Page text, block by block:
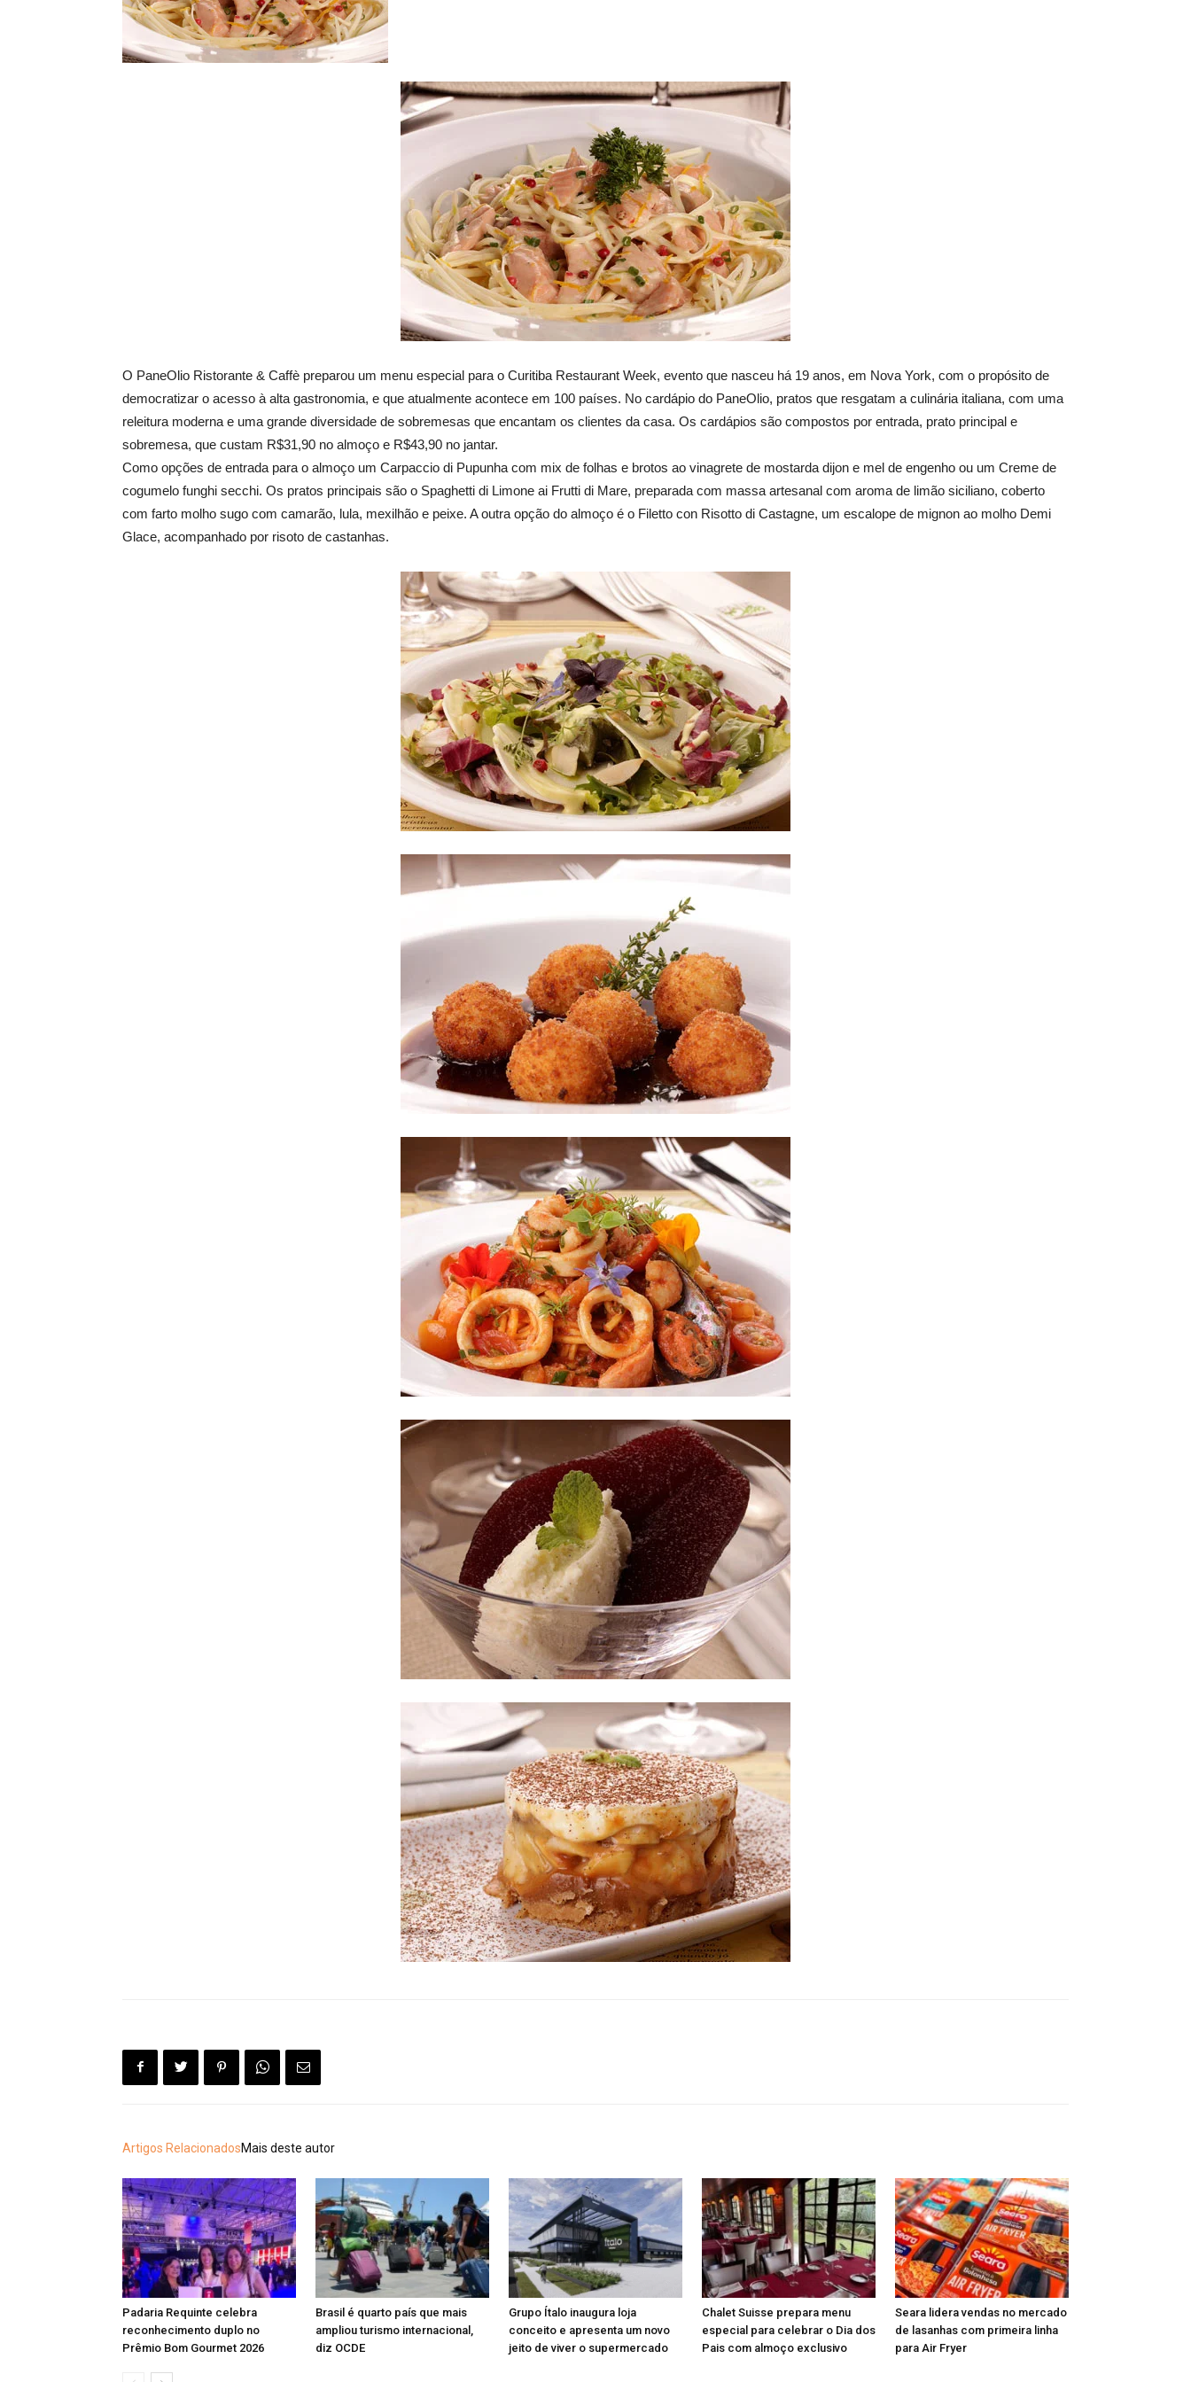
O PaneOlio Ristorante & Caffè preparou um menu especial para o Curitiba Restaurant Week, evento que nasceu há 19 anos, em Nova York, com o propósito de
democratizar o acesso à alta gastronomia, e que atualmente acontece em 100 países. No cardápio do PaneOlio, pratos que resgatam a culinária italiana, com uma
releitura moderna e uma grande diversidade de sobremesas que encantam os clientes da casa. Os cardápios são compostos por entrada, prato principal e
sobremesa, que custam R$31,90 no almoço e R$43,90 no jantar.
Como opções de entrada para o almoço um Carpaccio di Pupunha com mix de folhas e brotos ao vinagrete de mostarda dijon e mel de engenho ou um Creme de
cogumelo funghi secchi. Os pratos principais são o Spaghetti di Limone ai Frutti di Mare, preparada com massa artesanal com aroma de limão siciliano, coberto
com farto molho sugo com camarão, lula, mexilhão e peixe. A outra opção do almoço é o Filetto con Risotto di Castagne, um escalope de mignon ao molho Demi
Glace, acompanhado por risoto de castanhas.
Artigos RelacionadosMais deste autor
Padaria Requinte celebra
reconhecimento duplo no
Prêmio Bom Gourmet 2026
Brasil é quarto país que mais
ampliou turismo internacional,
diz OCDE
Grupo Ítalo inaugura loja
conceito e apresenta um novo
jeito de viver o supermercado
Chalet Suisse prepara menu
especial para celebrar o Dia dos
Pais com almoço exclusivo
Seara lidera vendas no mercado
de lasanhas com primeira linha
para Air Fryer